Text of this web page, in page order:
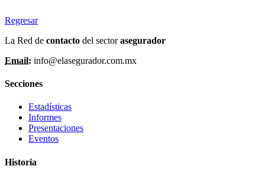
Regresar
La Red de contacto del sectorasegurador
Email: info@elasegurador.com.mx
Secciones
Estadísticas
Informes
Presentaciones
Eventos
Historia